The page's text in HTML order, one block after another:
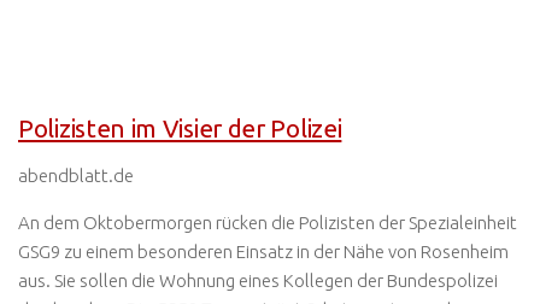
Polizisten im Visier der Polizei
abendblatt.de
An dem Oktobermorgen rücken die Polizisten der Spezialeinheit
GSG9 zu einem besonderen Einsatz in der Nähe von Rosenheim
aus. Sie sollen die Wohnung eines Kollegen der Bundespolizei